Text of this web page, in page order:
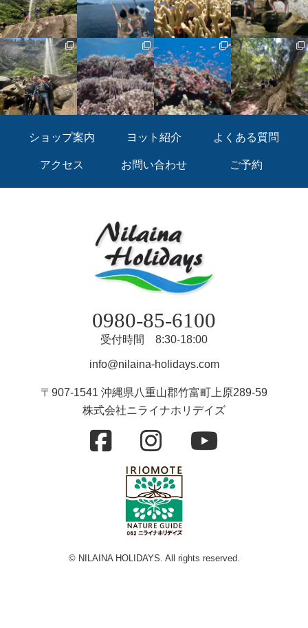
ショップ案内 ヨット紹介 よくある質問
アクセス お問い合わせ ご予約
0980-85-6100
受付時間 8:30-18:00
info@nilaina-holidays.com
〒907-1541 沖縄県八重山郡竹富町上原289-59
株式会社ニライナホリデイズ
© NILAINA HOLIDAYS. All rights reserved.